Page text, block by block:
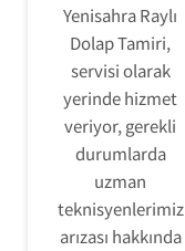
Yenisahra Raylı
Dolap Tamiri,
servisi olarak
yerinde hizmet
veriyor, gerekli
durumlarda
uzman
teknisyenlerimiz
arızası hakkında